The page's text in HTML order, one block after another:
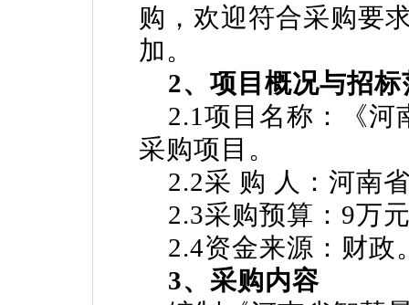
购，欢迎符合采购要
加。
2、项目概况与招标
2.1项目名称：《河
采购项目。
2.2采 购 人：河南
2.3采购预算：9万
2.4资金来源：财政
3、采购内容